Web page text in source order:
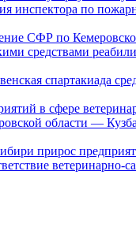
инспектора по
СФР по
средствами
спартакиада
в сфере
области —
прирос